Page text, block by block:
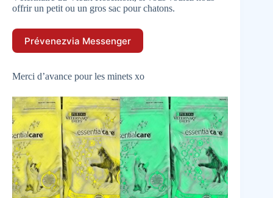
offrir un petit ou un gros sac pour chatons.
Prévenezvia Messenger
Merci d’avance pour les minets xo